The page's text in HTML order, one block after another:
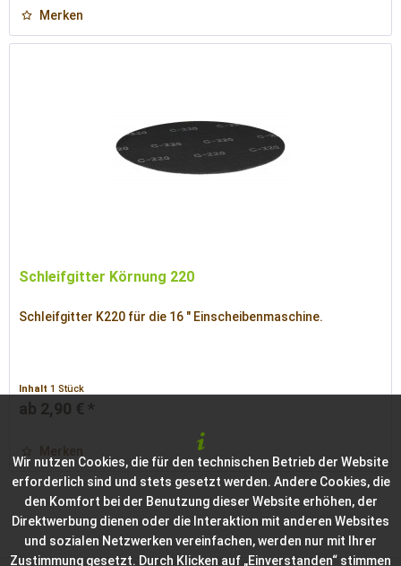
Merken
Schleifgitter Körnung 220
Schleifgitter K220 für die 16 " Einscheibenmaschine.
Inhalt1 Stück
ab 2,90 € *
Merken
Wir nutzen Cookies, die für den technischen Betrieb der Website
erforderlich sind und stets gesetzt werden. Andere Cookies, die
den Komfort bei der Benutzung dieser Website erhöhen, der
Direktwerbung dienen oder die Interaktion mit anderen Websites
und sozialen Netzwerken vereinfachen, werden nur mit Ihrer
Zustimmung gesetzt. Durch Klicken auf „Einverstanden“ stimmen